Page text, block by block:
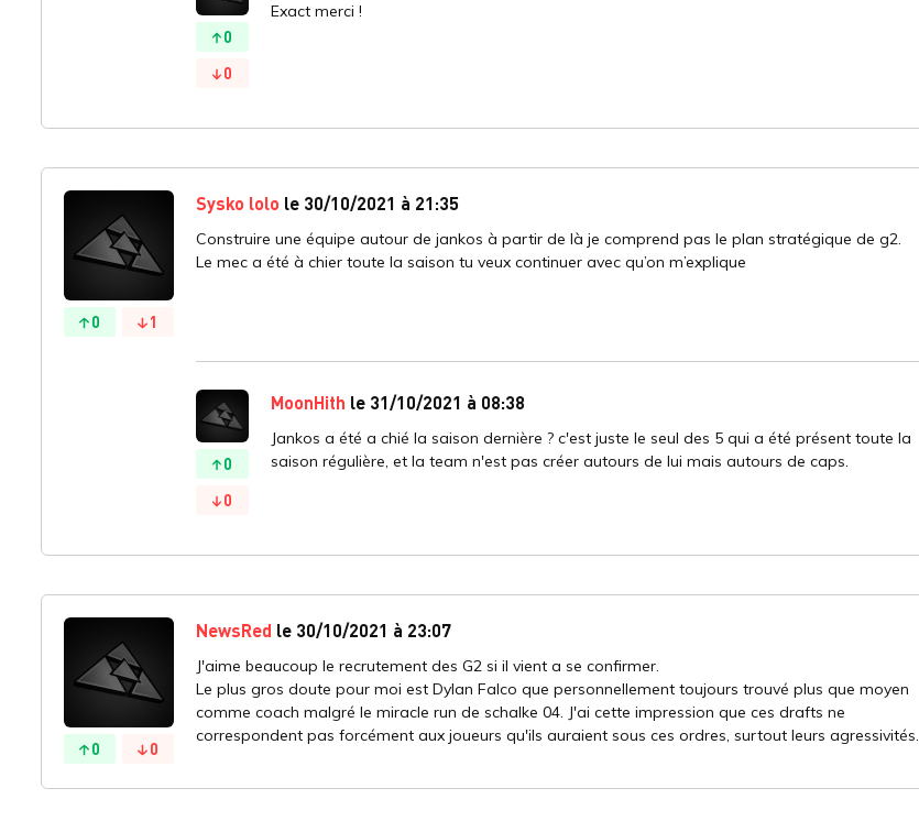
0
0
Exact merci !
0 1
Sysko lolo le 30/10/2021 à 21:35
Construire une équipe autour de jankos à partir de là je comprend pas le plan stratégique de g2.
Le mec a été à chier toute la saison tu veux continuer avec qu’on m’explique
0
0
MoonHith le 31/10/2021 à 08:38
Jankos a été a chié la saison dernière ? c'est juste le seul des 5 qui a été présent toute la
saison régulière, et la team n'est pas créer autours de lui mais autours de caps.
0 0
NewsRed le 30/10/2021 à 23:07
J'aime beaucoup le recrutement des G2 si il vient a se confirmer.
Le plus gros doute pour moi est Dylan Falco que personnellement toujours trouvé plus que moyen
comme coach malgré le miracle run de schalke 04. J'ai cette impression que ces drafts ne
correspondent pas forcément aux joueurs qu'ils auraient sous ces ordres, surtout leurs agressivités.